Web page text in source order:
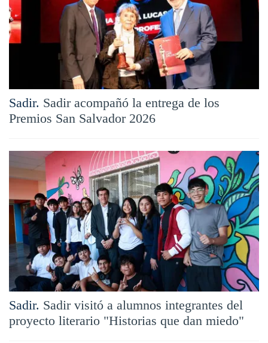
Sadir. Sadir acompañó la entrega de los
Premios San Salvador 2026
Sadir. Sadir visitó a alumnos integrantes del
proyecto literario "Historias que dan miedo"